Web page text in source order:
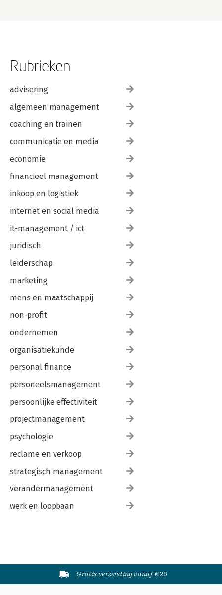
Rubrieken
advisering
algemeen management
coaching en trainen
communicatie en media
economie
financieel management
inkoop en logistiek
internet en social media
it-management / ict
juridisch
leiderschap
marketing
mens en maatschappij
non-profit
ondernemen
organisatiekunde
personal finance
personeelsmanagement
persoonlijke effectiviteit
projectmanagement
psychologie
reclame en verkoop
strategisch management
verandermanagement
werk en loopbaan
Gratis verzending vanaf €20